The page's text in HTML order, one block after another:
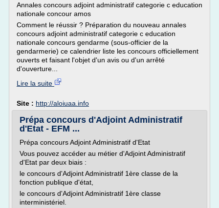
Annales concours adjoint administratif categorie c education
nationale concour amos
Comment le réussir ? Préparation du nouveau annales
concours adjoint administratif categorie c education
nationale concours gendarme (sous-officier de la
gendarmerie) ce calendrier liste les concours officiellement
ouverts et faisant l'objet d'un avis ou d'un arrêté
d'ouverture...
Lire la suite
Site : http://aloiuaa.info
Prépa concours d'Adjoint Administratif
d'Etat - EFM ...
Prépa concours Adjoint Administratif d'Etat
Vous pouvez accéder au métier d'Adjoint Administratif
d'Etat par deux biais :
le concours d'Adjoint Administratif 1ère classe de la
fonction publique d'état,
le concours d'Adjoint Administratif 1ère classe
interministériel.